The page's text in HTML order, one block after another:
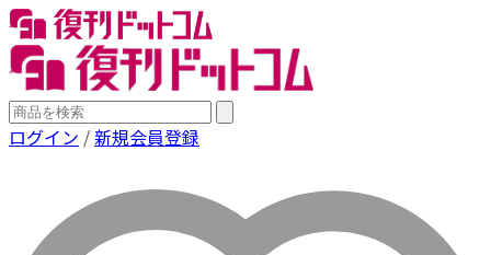
ログイン /新規会員登録